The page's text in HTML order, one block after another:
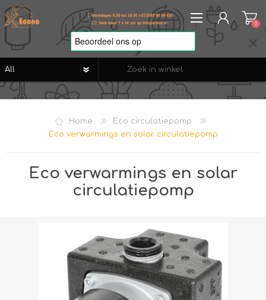
REGISTREREN
VERLANGLIJST
0
Home
Eco circulatiepomp
Eco verwarmings en solar circulatiepomp
Eco verwarmings en solar
circulatiepomp